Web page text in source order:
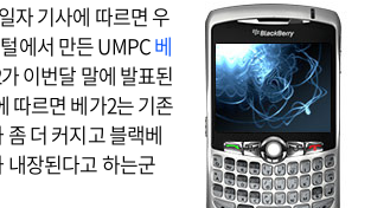
자 기사에 따르면 우
에서 만든 UMPC베
이번달 말에 발표된
따르면 베가2는 기존
더 커지고 블랙베
내장된다고 하는군